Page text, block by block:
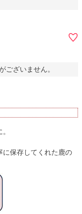
ございません。
に保存してくれた鹿の